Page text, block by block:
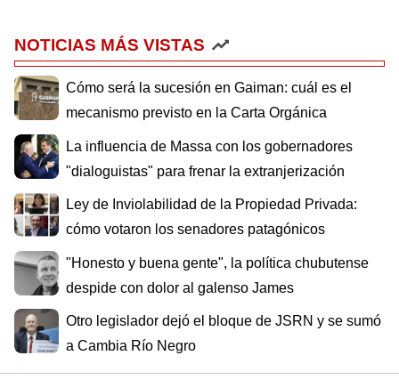
NOTICIAS MÁS VISTAS
Cómo será la sucesión en Gaiman: cuál es el
mecanismo previsto en la Carta Orgánica
La influencia de Massa con los gobernadores
"dialoguistas" para frenar la extranjerización
Ley de Inviolabilidad de la Propiedad Privada:
cómo votaron los senadores patagónicos
"Honesto y buena gente", la política chubutense
despide con dolor al galenso James
Otro legislador dejó el bloque de JSRN y se sumó
a Cambia Río Negro